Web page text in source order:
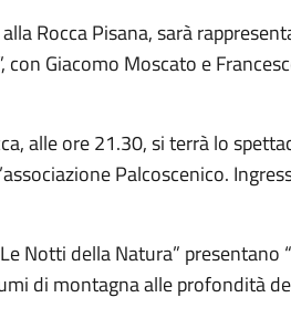
Rocca Pisana, sarà
con Giacomo Moscato e
alle ore 21.30, si terrà lo
Palcoscenico.
Notti della Natura” presentano
di montagna alle profondità